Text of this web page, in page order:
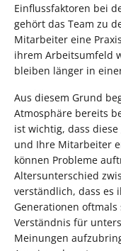
Einflussfaktoren bei
gehört das Team zu
Mitarbeiter eine
ihrem Arbeitsumfeld
bleiben länger in
Aus diesem Grund
Atmosphäre bereits
ist wichtig, dass
und Ihre Mitarbeiter
können Probleme
Altersunterschied
verständlich, dass es
Generationen
Verständnis für
Meinungen